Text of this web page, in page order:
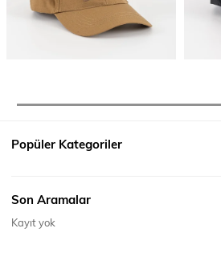
Popüler Kategoriler
Son Aramalar
Kayıt yok